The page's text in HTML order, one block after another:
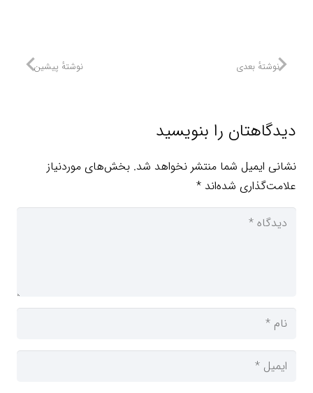
نوشتهٔ پیشین نوشتهٔ بعدی
دیدگاهتان را بنویسید
نشانی ایمیل شما منتشر نخواهد شد. بخش‌های موردنیاز
علامت‌گذاری شده‌اند *